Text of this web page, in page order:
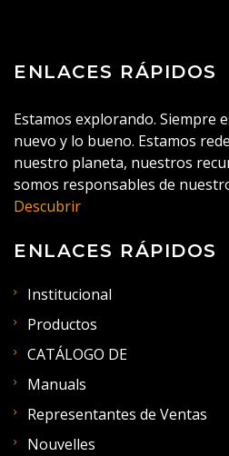
ENLACES RÁPIDOS
Estamos explorando. Siempre
nuevo y lo bueno. Estamos
nuestro planeta, nuestros
somos responsables de
Descubrir
ENLACES RÁPIDOS
Institucional
Productos
CATÁLOGO DE
Manuals
Representantes de Ventas
Nouvelles